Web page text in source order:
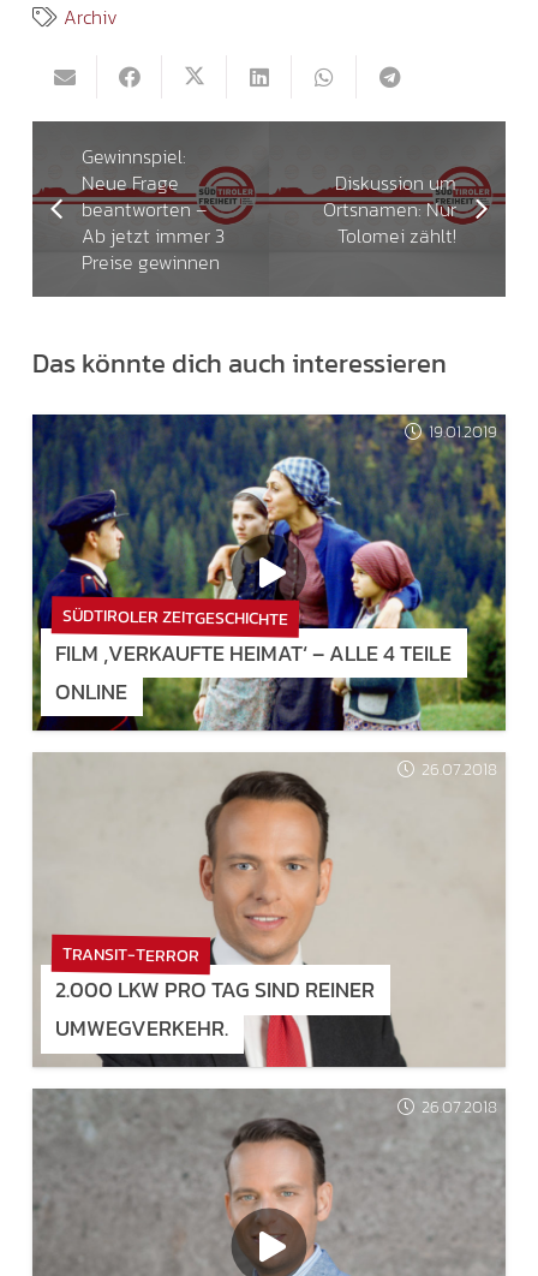
Archiv
Gewinnspiel:
Neue Frage
beantworten –
Ab jetzt immer 3
Preise gewinnen
Diskussion um
Ortsnamen: Nur
Tolomei zählt!
Das könnte dich auch interessieren
19.01.2019
SÜDTIROLER ZEITGESCHICHTE
FILM ‚VERKAUFTE HEIMAT‘ – ALLE 4 TEILE
ONLINE
26.07.2018
TRANSIT-TERROR
2.000 LKW PRO TAG SIND REINER
UMWEGVERKEHR.
26.07.2018